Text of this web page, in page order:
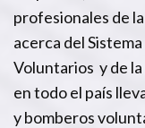
profesionales de
acerca del
Voluntarios y de la
en todo el país
y bomberos